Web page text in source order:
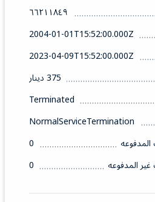
٦٦٢١١٨٤٩
2004-01-01T15:52:00.000Z
2023-04-09T15:52:00.000Z
375 دينار
Terminated
NormalServiceTermination
المدفوعه
0
غير المدفوعه
0